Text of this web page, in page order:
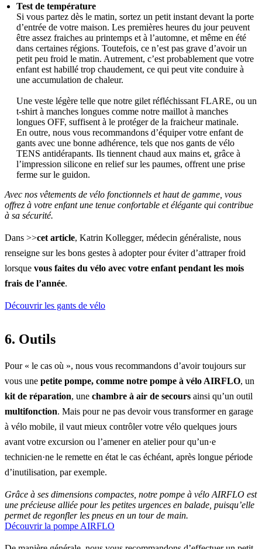
Test de température
Si vous partez dès le matin, sortez un petit instant devant la porte
d’entrée de votre maison. Les premières heures du jour peuvent
être assez fraiches au printemps et à l’automne, et même en été
dans certaines régions. Toutefois, ce n’est pas grave d’avoir un
petit peu froid le matin. Autrement, c’est probablement que votre
enfant est habillé trop chaudement, ce qui peut vite conduire à
une accumulation de chaleur.
Une veste légère telle que notre gilet réfléchissant FLARE, ou un
t-shirt à manches longues comme notre maillot à manches
longues OFF, suffisent à le protéger de la fraicheur matinale.
En outre, nous vous recommandons d’équiper votre enfant de
gants avec une bonne adhérence, tels que nos gants de vélo
TENS antidérapants. Ils tiennent chaud aux mains et, grâce à
l’impression silicone en relief sur les paumes, offrent une prise
ferme sur le guidon.
Avec nos vêtements de vélo fonctionnels et haut de gamme, vous
offrez à votre enfant une tenue confortable et élégante qui contribue
à sa sécurité.
Dans >>cet article, Katrin Kollegger, médecin généraliste, nous
renseigne sur les bons gestes à adopter pour éviter d’attraper froid
lorsque vous faites du vélo avec votre enfant pendant les mois
frais de l’année.
Découvrir les gants de vélo
6. Outils
Pour « le cas où », nous vous recommandons d’avoir toujours sur
vous une petite pompe, comme notre pompe à vélo AIRFLO, un
kit de réparation, une chambre à air de secours ainsi qu’un outil
multifonction. Mais pour ne pas devoir vous transformer en garage
à vélo mobile, il vaut mieux contrôler votre vélo quelques jours
avant votre excursion ou l’amener en atelier pour qu’un·e
technicien·ne le remette en état le cas échéant, après longue période
d’inutilisation, par exemple.
Grâce à ses dimensions compactes, notre pompe à vélo AIRFLO est
une précieuse alliée pour les petites urgences en balade, puisqu’elle
permet de regonfler les pneus en un tour de main.
Découvrir la pompe AIRFLO